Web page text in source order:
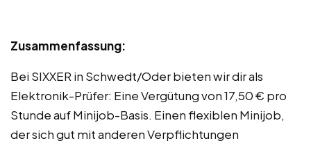
Zusammenfassung:
Bei SIXXER in Schwedt/Oder bieten wir dir als
Elektronik-Prüfer: Eine Vergütung von 17,50 € pro
Stunde auf Minijob-Basis. Einen flexiblen Minijob,
der sich gut mit anderen Verpflichtungen